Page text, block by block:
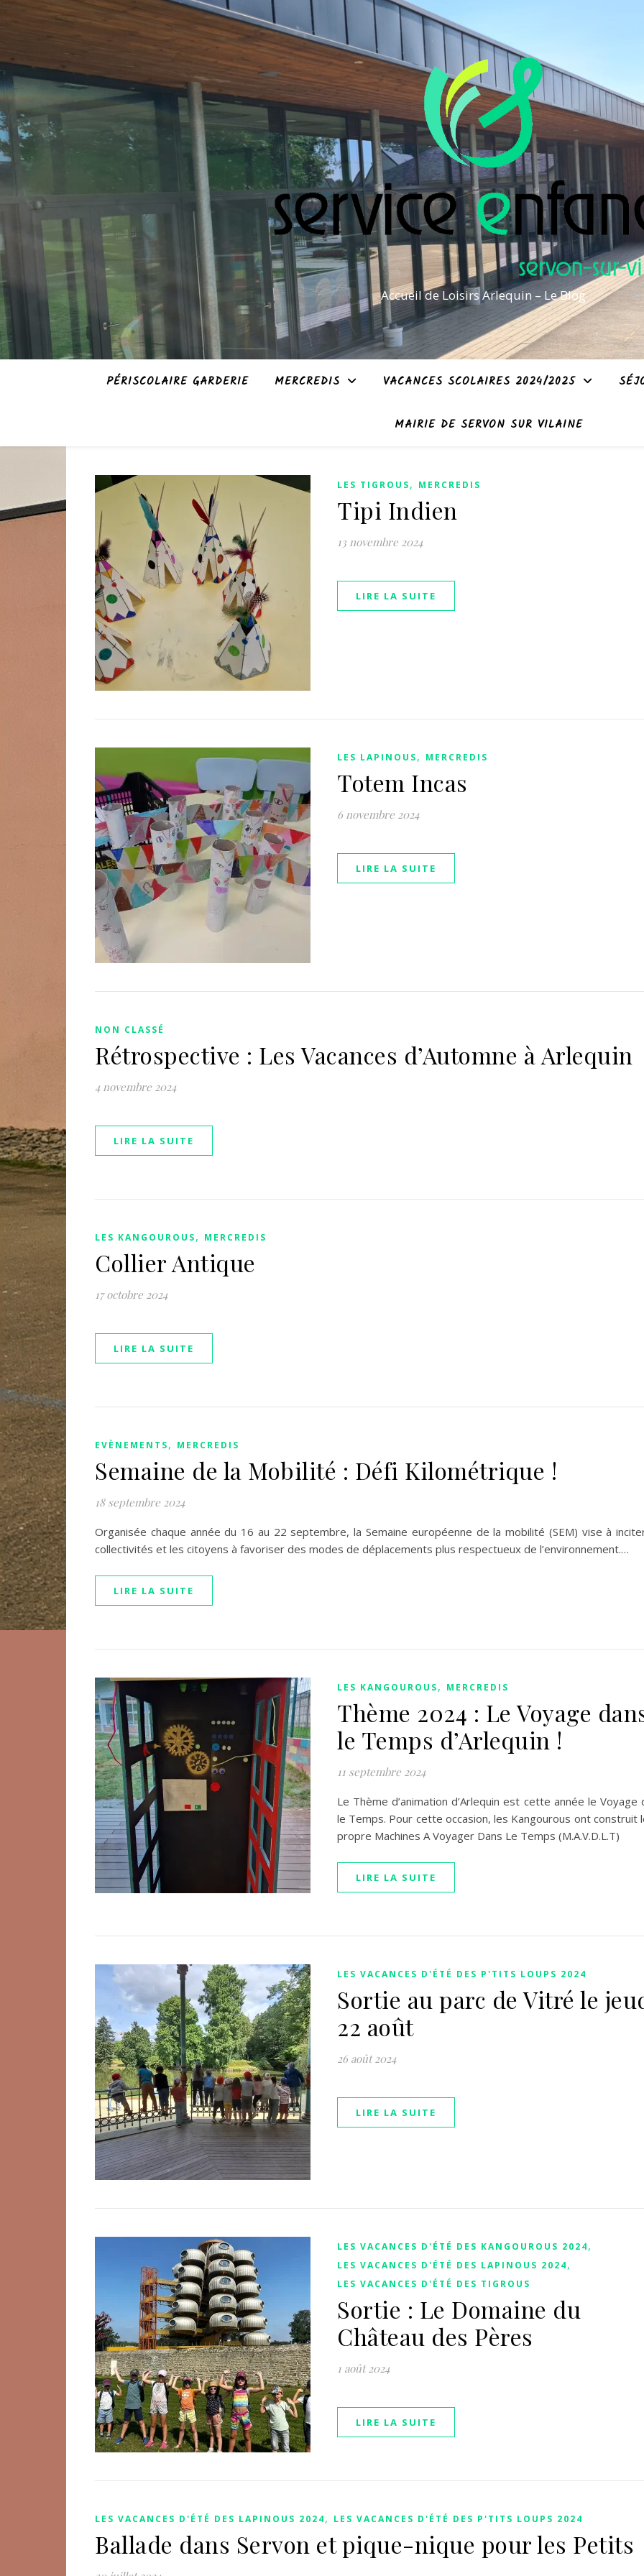
Accueil de Loisirs Arlequin – Le Blog
PÉRISCOLAIRE GARDERIE MERCREDIS VACANCES SCOLAIRES 2024/2025
MAIRIE DE SERVON SUR VILAINE
LES TIGROUS, MERCREDIS
Tipi Indien
13 novembre 2024
LIRE LA SUITE
LES LAPINOUS, MERCREDIS
Totem Incas
6 novembre 2024
LIRE LA SUITE
NON CLASSÉ
Rétrospective : Les Vacances d’Automne à Arlequin
4 novembre 2024
LIRE LA SUITE
LES KANGOUROUS, MERCREDIS
Collier Antique
17 octobre 2024
LIRE LA SUITE
EVÈNEMENTS, MERCREDIS
Semaine de la Mobilité : Défi Kilométrique !
18 septembre 2024
Organisée chaque année du 16 au 22 septembre, la Semaine européenne de la mobilité (SEM) vise à
collectivités et les citoyens à favoriser des modes de déplacements plus respectueux de l’environnement.…
LIRE LA SUITE
LES KANGOUROUS, MERCREDIS
Thème 2024 : Le Voyage
le Temps d’Arlequin !
11 septembre 2024
Le Thème d’animation d’Arlequin est cette année le Voyage
le Temps. Pour cette occasion, les Kangourous ont construit
propre Machines A Voyager Dans Le Temps (M.A.V.D.L.T)
LIRE LA SUITE
LES VACANCES D'ÉTÉ DES P'TITS LOUPS 2024
Sortie au parc de Vitré le
22 août
26 août 2024
LIRE LA SUITE
LES VACANCES D'ÉTÉ DES KANGOUROUS 2024,
LES VACANCES D'ÉTÉ DES LAPINOUS 2024,
LES VACANCES D'ÉTÉ DES TIGROUS
Sortie : Le Domaine du
Château des Pères
1 août 2024
LIRE LA SUITE
LES VACANCES D'ÉTÉ DES LAPINOUS 2024, LES VACANCES D'ÉTÉ DES P'TITS LOUPS 2024
Ballade dans Servon et pique-nique pour les Petits